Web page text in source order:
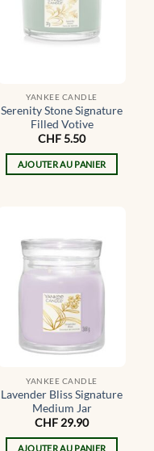
YANKEE CANDLE
Serenity Stone Signature
Filled Votive
CHF5.50
AJOUTER AU PANIER
YANKEE CANDLE
Lavender Bliss Signature
Medium Jar
CHF 29.90
AJOUTER AU PANIER